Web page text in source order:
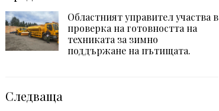
Областният управител участва в
проверка на готовността на
техниката за зимно
поддържане на пътищата.
Следваща